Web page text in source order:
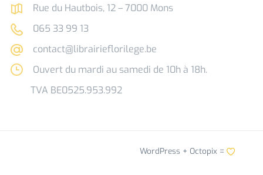
Rue du Hautbois, 12 – 7000 Mons
065 33 99 13
contact@librairieflorilege.be
Ouvert du mardi au samedi de 10h à 18h.
TVA BE0525.953.992
WordPress + Octopix=